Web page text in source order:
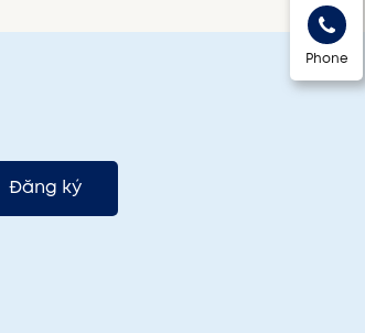
Phone
Đăng ký